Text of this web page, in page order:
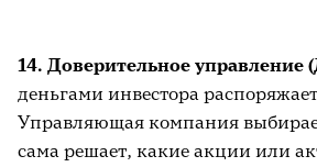
14. Доверительное управление
деньгами инвестора
Управляющая компания
сама решает, какие акции или